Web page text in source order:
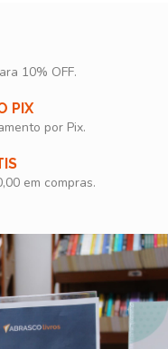
10% OFF.​
PIX
por Pix.
em compras.